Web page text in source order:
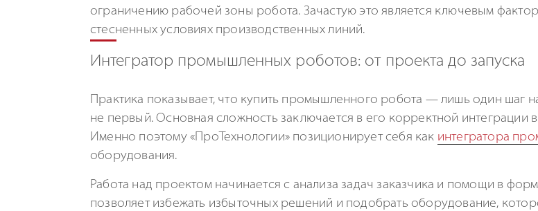
ограничению рабочей зоны робота. Зачастую это является ключевым
стесненных условиях производственных линий.
Интегратор промышленных роботов: от проекта до запуска
Практика показывает, что купить промышленного робота — лишь один шаг
не первый. Основная сложность заключается в его корректной интеграции
Именно поэтому «ПроТехнологии» позиционирует себя как интегратора
оборудования.
Работа над проектом начинается с анализа задач заказчика и помощи в
позволяет избежать избыточных решений и подобрать оборудование,